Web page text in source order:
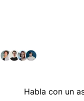
Habla con un